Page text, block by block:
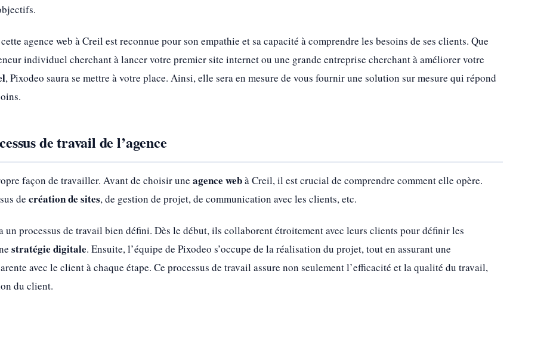
agence web à Creil est reconnue pour son empathie et sa capacité à comprendre les besoins de ses clients. Que
individuel cherchant à lancer votre premier site internet ou une grande entreprise cherchant à améliorer votre
, Pixodeo saura se mettre à votre place. Ainsi, elle sera en mesure de vous fournir une solution sur mesure qui répond
de travail de l’agence
façon de travailler. Avant de choisir une agence webà Creil, il est crucial de comprendre comment elle opère.
de création de sites, de gestion de projet, de communication avec les clients, etc.
un processus de travail bien défini. Dès le début, ils collaborent étroitement avec leurs clients pour définir les
stratégie digitale. Ensuite, l’équipe de Pixodeo s’occupe de la réalisation du projet, tout en assurant une
avec le client à chaque étape. Ce processus de travail assure non seulement l’efficacité et la qualité du travail,
du client.